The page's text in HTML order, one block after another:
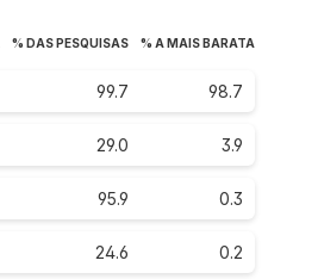
% DAS PESQUISAS % A MAIS BARATA
99.7 98.7
29.0 3.9
95.9 0.3
24.6 0.2